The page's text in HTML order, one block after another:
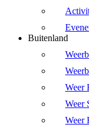
Buitenland
Weer
Weer
Weer